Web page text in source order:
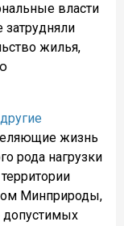
власти
затрудняли
жилья,
другие
жизнь
рода нагрузки
Минприроды,
допустимых